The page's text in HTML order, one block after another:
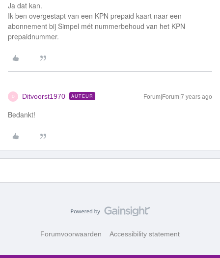
Ja dat kan.
Ik ben overgestapt van een KPN prepaid kaart naar een
abonnement bij Simpel mét nummerbehoud van het KPN
prepaidnummer.
D Ditvoorst1970 AUTEUR Forum|Forum|7 years ago
Bedankt!
Forumvoorwaarden Accessibility statement